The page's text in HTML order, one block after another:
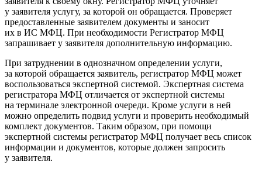
у заявителя услугу, за которой он обращается. Проверяет
предоставленные заявителем документы и заносит
их в ИС МФЦ. При необходимости Регистратор МФЦ
запрашивает у заявителя дополнительную информацию.
При затруднении в однозначном определении услуги,
за которой обращается заявитель, регистратор МФЦ может
воспользоваться экспертной системой. Экспертная система
регистратора МФЦ отличается от экспертной системы
на терминале электронной очереди. Кроме услуги в ней
можно определить подвид услуги и проверить необходимый
комплект документов. Таким образом, при помощи
экспертной системы регистратор МФЦ получает весь список
информации и документов, которые должен запросить
у заявителя.